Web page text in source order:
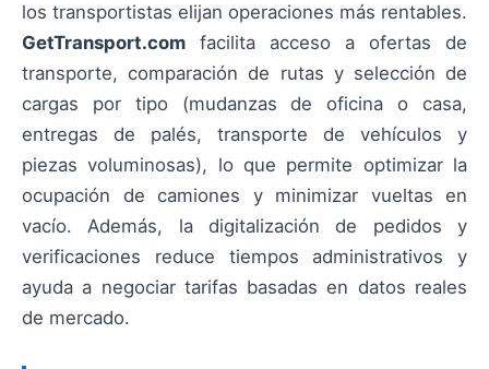
los transportistas elijan operaciones más rentables.
GetTransport.com facilita acceso a ofertas de
transporte, comparación de rutas y selección de
cargas por tipo (mudanzas de oficina o casa,
entregas de palés, transporte de vehículos y
piezas voluminosas), lo que permite optimizar la
ocupación de camiones y minimizar vueltas en
vacío. Además, la digitalización de pedidos y
verificaciones reduce tiempos administrativos y
ayuda a negociar tarifas basadas en datos reales
de mercado.